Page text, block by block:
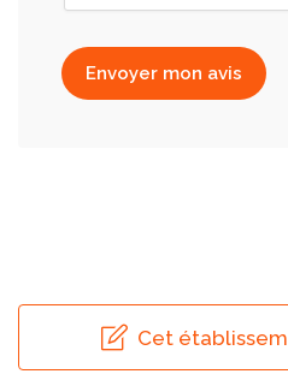
Envoyer mon avis
Cet